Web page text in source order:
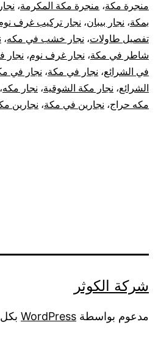
منجرة مكة، منجرة مكة المكرمة، نجار
بمكة، نجار بيبان، نجار تركيب غرف
تفصيل طاولات، نجار خشب في مكه،
شاطر في مكة، نجار غرف نوم، نجار
في الشرائع، نجار في مكة، نجار في
الشرائع، نجار مكة الشوقية، نجار مكه،
مكه حراج، نجارين في مكة، نجارين
شركة الكوثر
مدعوم بواسطة WordPress